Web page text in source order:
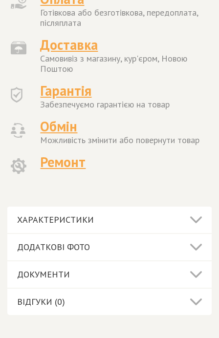
Готівкова або безготівкова, передоплата,
післяплата
Доставка
Самовивіз з магазину, кур'єром, Новою
Поштою
Гарантія
Забезпечуємо гарантією на товар
Обмін
Можливість змінити або повернути товар
Ремонт
ХАРАКТЕРИСТИКИ
ДОДАТКОВІ ФОТО
ДОКУМЕНТИ
ВІДГУКИ (0)